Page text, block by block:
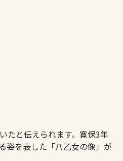
たと伝えられます。寛保3年
姿を表した「八乙女の像」が